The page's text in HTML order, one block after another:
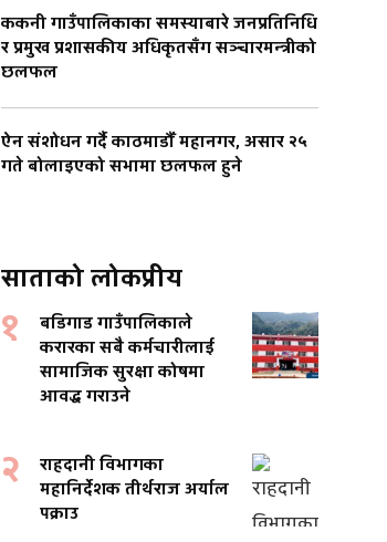
ककनी गाउँपालिकाका समस्याबारे जनप्रतिनिधि
र प्रमुख प्रशासकीय अधिकृतसँग सञ्चारमन्त्रीको
छलफल
ऐन संशोधन गर्दै काठमाडौँ महानगर, असार २५
गते बोलाइएको सभामा छलफल हुने
साताको लोकप्रीय
१
बडिगाड गाउँपालिकाले
करारका सबै कर्मचारीलाई
सामाजिक सुरक्षा कोषमा
आवद्ध गराउने
२
राहदानी विभागका
महानिर्देशक तीर्थराज अर्याल
पक्राउ